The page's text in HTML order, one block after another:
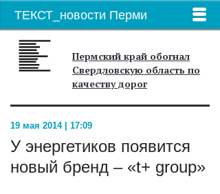
ТЕКСТ_новости Перми
Пермский край обогнал
Свердловскую область по
качеству дорог
19 мая 2014 | 17:09
У энергетиков появится
новый бренд – «t+ group»